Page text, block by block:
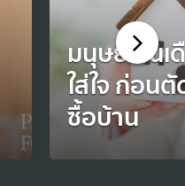
มนุษย์เงิน
ใส่ใจ ก่อน
ซื้อบ้าน